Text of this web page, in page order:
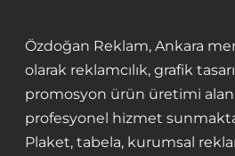
Özdoğan Reklam, Ankara
olarak reklamcılık, grafik
promosyon ürün üretimi
profesyonel hizmet
Plaket, tabela, kurumsal